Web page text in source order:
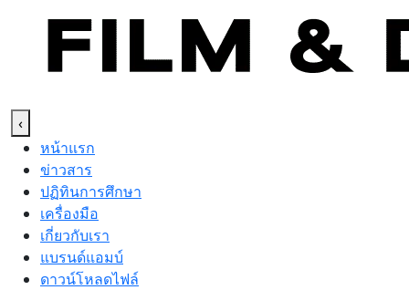
‹
หน้าแรก
ข่าวสาร
ปฏิทินการศึกษา
เครื่องมือ
เกี่ยวกับเรา
แบรนด์แอมบ์
ดาวน์โหลดไฟล์